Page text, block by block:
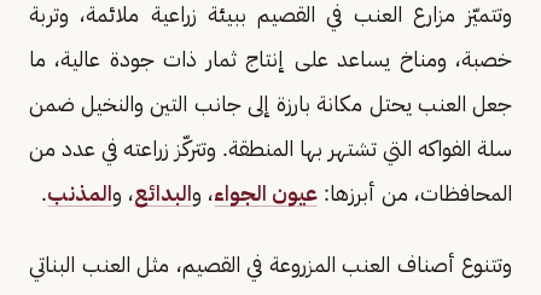
وتتميّز مزارع العنب في القصيم ببيئة زراعية ملائمة، وتربة
خصبة، ومناخ يساعد على إنتاج ثمار ذات جودة عالية، ما
جعل العنب يحتل مكانة بارزة إلى جانب التين والنخيل ضمن
سلة الفواكه التي تشتهر بها المنطقة. وتتركّز زراعته في عدد من
المحافظات، من أبرزها: عيون الجواء، والبدائع، والمذنب.
وتتنوع أصناف العنب المزروعة في القصيم، مثل العنب البناتي